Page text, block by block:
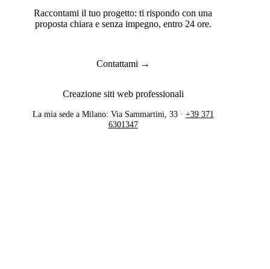
Raccontami il tuo progetto: ti rispondo con una
proposta chiara e senza impegno, entro 24 ore.
Contattami →
Creazione siti web professionali
La mia sede a Milano: Via Sammartini, 33 · +39 371
6301347